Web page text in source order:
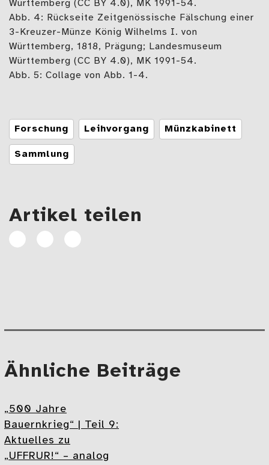
Württemberg (CC BY 4.0), MK 1991-54.
Abb. 4: Rückseite Zeitgenössische Fälschung einer
3-Kreuzer-Münze König Wilhelms I. von
Württemberg, 1818, Prägung; Landesmuseum
Württemberg (CC BY 4.0), MK 1991-54.
Abb. 5: Collage von Abb. 1-4.
Tags
Forschung Leihvorgang Münzkabinett
Sammlung
Artikel teilen
ArtikelArtikelE-
Mehr
Ähnliche Beiträge
„500 Jahre
Bauernkrieg“ | Teil 9:
Aktuelles zu
„UFFRUR!“ – analog